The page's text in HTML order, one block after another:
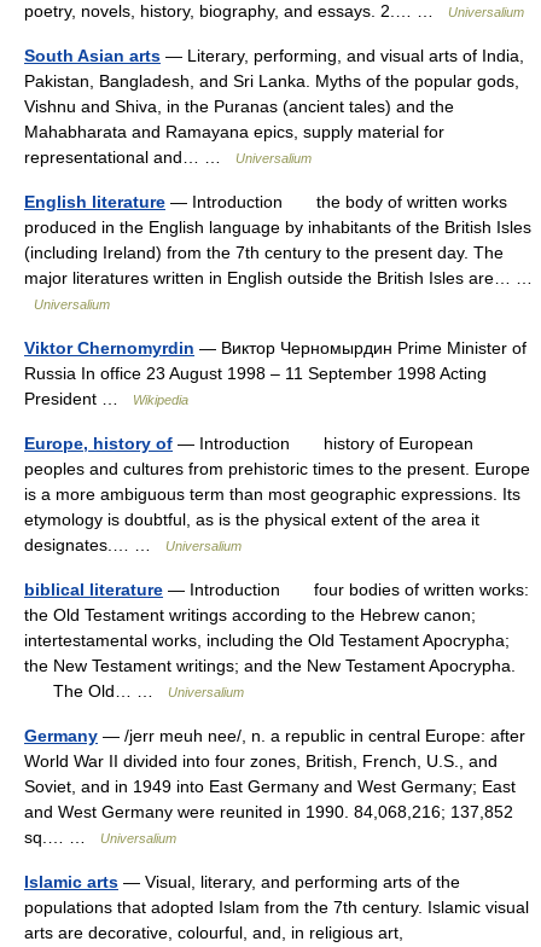
poetry, novels, history, biography, and essays. 2.… …
Universalium
South Asian arts — Literary, performing, and visual arts of India,
Pakistan, Bangladesh, and Sri Lanka. Myths of the popular gods,
Vishnu and Shiva, in the Puranas (ancient tales) and the
Mahabharata and Ramayana epics, supply material for
representational and… …
Universalium
English literature — Introduction the body of written works
produced in the English language by inhabitants of the British Isles
(including Ireland) from the 7th century to the present day. The
major literatures written in English outside the British Isles are… …
Universalium
Viktor Chernomyrdin — Виктор Черномырдин Prime Minister of
Russia In office 23 August 1998 – 11 September 1998 Acting
President …
Wikipedia
Europe, history of — Introduction history of European
peoples and cultures from prehistoric times to the present. Europe
is a more ambiguous term than most geographic expressions. Its
etymology is doubtful, as is the physical extent of the area it
designates.… …
Universalium
biblical literature — Introduction four bodies of written works:
the Old Testament writings according to the Hebrew canon;
intertestamental works, including the Old Testament Apocrypha;
the New Testament writings; and the New Testament Apocrypha.
The Old… …
Universalium
Germany — /jerr meuh nee/, n. a republic in central Europe: after
World War II divided into four zones, British, French, U.S., and
Soviet, and in 1949 into East Germany and West Germany; East
and West Germany were reunited in 1990. 84,068,216; 137,852
sq.… …
Universalium
Islamic arts — Visual, literary, and performing arts of the
populations that adopted Islam from the 7th century. Islamic visual
arts are decorative, colourful, and, in religious art,